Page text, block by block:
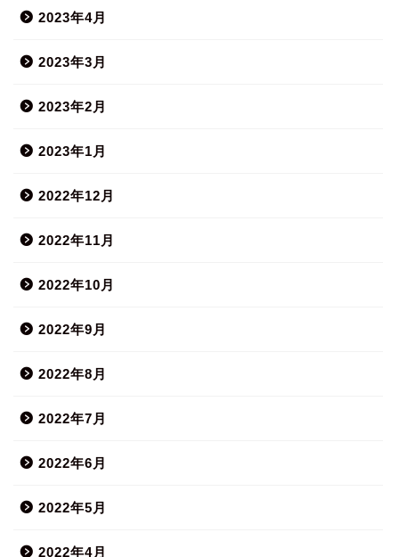
2023年4月
2023年3月
2023年2月
2023年1月
2022年12月
2022年11月
2022年10月
2022年9月
2022年8月
2022年7月
2022年6月
2022年5月
2022年4月